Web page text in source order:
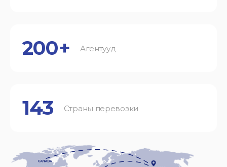
200+ Агентууд
143 Страны перевозки